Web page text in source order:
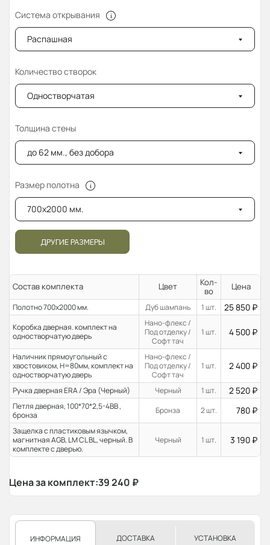
Система открывания
Распашная
Количество створок
Одностворчатая
Толщина стены
до 62 мм., без добора
Размер полотна
700x2000 мм.
ДРУГИЕ РАЗМЕРЫ
Состав комплекта Цвет
Кол-
во
Цена
Полотно 700x2000 мм. Дуб шампань 1 шт. 25 850 ₽
Коробка дверная. комплект на
одностворчатую дверь
Нано-флекс /
Под отделку /
Софт тач
1 шт. 4 500 ₽
Наличник прямоугольный с
хвостовиком, H=80мм, комплект на
одностворчатую дверь
Нано-флекс /
Под отделку /
Софт тач
1 шт. 2 400 ₽
Ручка дверная ERA / Эра (Черный) Черный 1 шт. 2 520 ₽
Петля дверная, 100*70*2,5-4ВВ ,
бронза
Бронза 2 шт. 780 ₽
Защелка с пластиковым язычком,
магнитная AGB, LM CL BL, черный. В
комплекте с дверью.
Черный 1 шт. 3 190 ₽
Цена за комплект:39 240 ₽
ИНФОРМАЦИЯ ДОСТАВКА УСТАНОВКА